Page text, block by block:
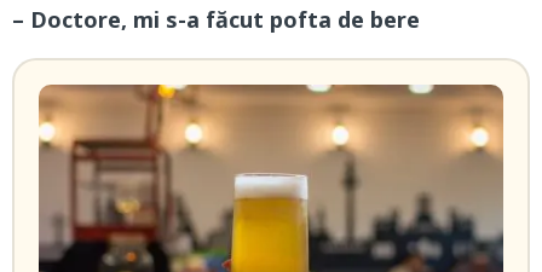
– Doctore, mi s-a făcut pofta de bere